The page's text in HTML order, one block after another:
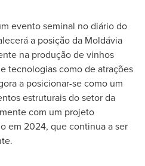
evento seminal no diário do
a posição da Moldávia
na produção de vinhos
tecnologias como de atrações
a posicionar-se como um
estruturais do setor da
com um projeto
em 2024, que continua a ser